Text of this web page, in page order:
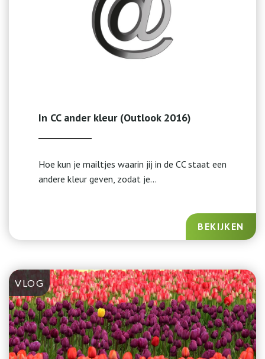
In CC ander kleur (Outlook 2016)
Hoe kun je mailtjes waarin jij in de CC staat een
andere kleur geven, zodat je...
BEKIJKEN
VLOG